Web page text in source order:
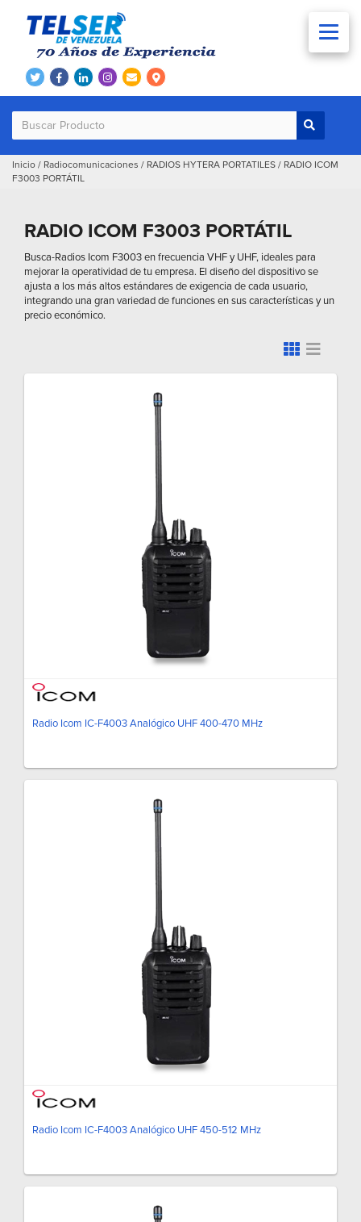
Inicio / Radiocomunicaciones / RADIOS HYTERA PORTATILES / RADIO ICOM
F3003 PORTÁTIL
RADIO ICOM F3003 PORTÁTIL
Busca-Radios Icom F3003 en frecuencia VHF y UHF, ideales para
mejorar la operatividad de tu empresa. El diseño del dispositivo se
ajusta a los más altos estándares de exigencia de cada usuario,
integrando una gran variedad de funciones en sus características y un
precio económico.
Radio Icom IC-F4003 Analógico UHF 400-470 MHz
Radio Icom IC-F4003 Analógico UHF 450-512 MHz